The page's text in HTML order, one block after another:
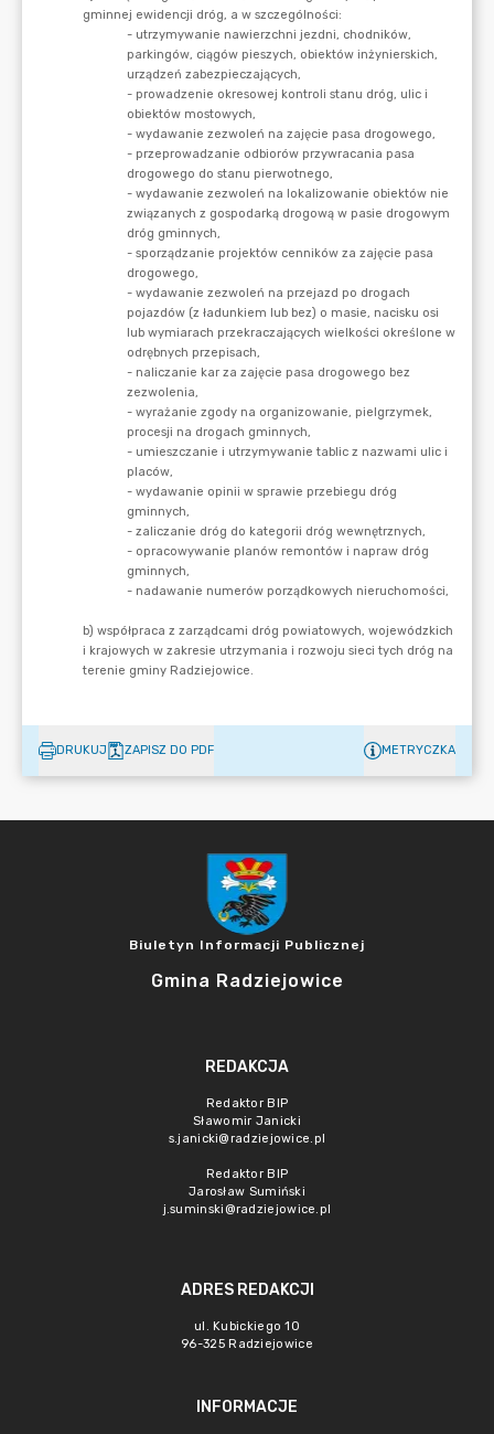
DRUKUJ ZAPISZ DO PDF METRYCZKA
Biuletyn Informacji Publicznej
Gmina Radziejowice
REDAKCJA
Redaktor BIP
Sławomir Janicki
s.janicki@radziejowice.pl
Redaktor BIP
Jarosław Sumiński
j.suminski@radziejowice.pl
ADRES REDAKCJI
ul. Kubickiego 10
96-325 Radziejowice
INFORMACJE